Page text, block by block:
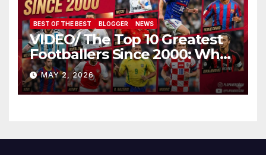
BEST OF THE BEST BLOGGER NEWS
VIDEO/ The Top 10 Greatest
Footballers Since 2000: Who
Is Number One
MAY 2, 2026